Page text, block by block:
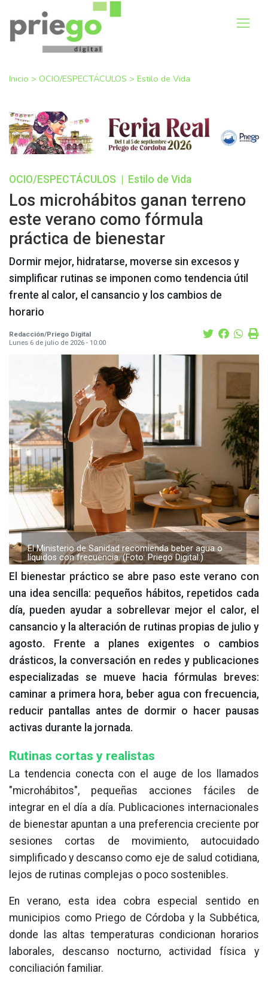
Inicio > OCIO/ESPECTÁCULOS > Estilo de Vida
OCIO/ESPECTÁCULOS Estilo de Vida
Los microhábitos ganan terreno
este verano como fórmula
práctica de bienestar
Dormir mejor, hidratarse, moverse sin excesos y
simplificar rutinas se imponen como tendencia útil
frente al calor, el cansancio y los cambios de
horario
Redacción/Priego Digital
Lunes 6 de julio de 2026 - 10:00
El Ministerio de Sanidad recomienda beber agua o
líquidos con frecuencia. (Foto: Priego Digital.)
El bienestar práctico se abre paso este verano con
una idea sencilla: pequeños hábitos, repetidos cada
día, pueden ayudar a sobrellevar mejor el calor, el
cansancio y la alteración de rutinas propias de julio y
agosto. Frente a planes exigentes o cambios
drásticos, la conversación en redes y publicaciones
especializadas se mueve hacia fórmulas breves:
caminar a primera hora, beber agua con frecuencia,
reducir pantallas antes de dormir o hacer pausas
activas durante la jornada.
Rutinas cortas y realistas
La tendencia conecta con el auge de los llamados
"microhábitos", pequeñas acciones fáciles de
integrar en el día a día. Publicaciones internacionales
de bienestar apuntan a una preferencia creciente por
sesiones cortas de movimiento, autocuidado
simplificado y descanso como eje de salud cotidiana,
lejos de rutinas complejas o poco sostenibles.
En verano, esta idea cobra especial sentido en
municipios como Priego de Córdoba y la Subbética,
donde las altas temperaturas condicionan horarios
laborales, descanso nocturno, actividad física y
conciliación familiar.